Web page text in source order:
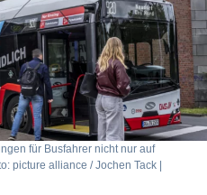
für Busfahrer nicht nur auf
picture alliance / Jochen Tack |